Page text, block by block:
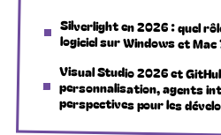
Silverlight en 2026 : quel
logiciel sur Windows et Mac
Visual Studio 2026 et
personnalisation, agents
perspectives pour les